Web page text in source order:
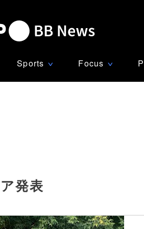
Sports ∨ Focus ∨
発表